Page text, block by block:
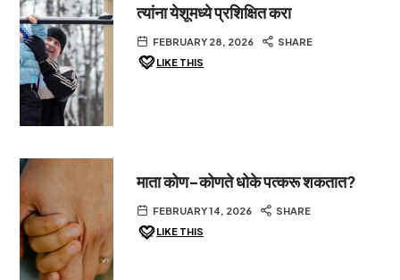
त्यांना येशूमध्ये प्रशिक्षित करा
FEBRUARY 28, 2026
SHARE
LIKE THIS
माता कोण-कोणते धोके पत्करू शकतात?
FEBRUARY 14, 2026
SHARE
LIKE THIS